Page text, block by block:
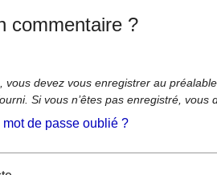
commentaire ?
devez vous enregistrer au
Si vous n’êtes pas enregistré, vous
mot de passe oublié ?